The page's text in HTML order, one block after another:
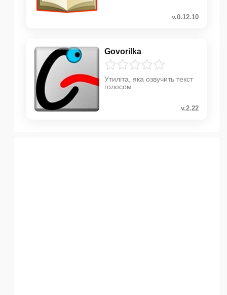
v.0.12.10
Govorilka
Утиліта, яка озвучить текст
голосом
v.2.22